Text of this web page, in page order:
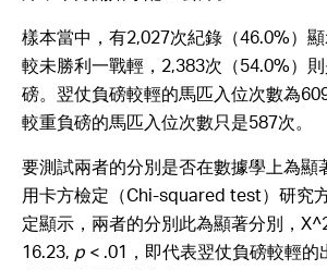
樣本當中，有2,027次紀錄（46.0%）
較未勝利一戰輕，2,383次（54.0%）
磅。翌仗負磅較輕的馬匹入位次數為
較重負磅的馬匹入位次數只是587次。
要測試兩者的分別是否在數據學上為顯
用卡方檢定（Chi-squared test）研究
定顯示，兩者的分別此為顯著分別，
16.23, p < .01，即代表翌仗負磅較輕的